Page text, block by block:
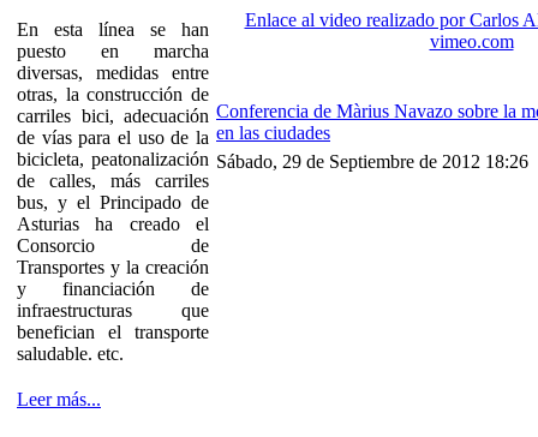
En esta línea se han
puesto en marcha
diversas, medidas entre
otras, la construcción de
carriles bici, adecuación
de vías para el uso de la
bicicleta, peatonalización
de calles, más carriles
bus, y el Principado de
Asturias ha creado el
Consorcio de
Transportes y la creación
y financiación de
infraestructuras que
benefician el transporte
saludable. etc.
Leer más...
Enlace al video realizado por Carlos
vimeo.com
Conferencia de Màrius Navazo sobre la
en las ciudades
Sábado, 29 de Septiembre de 2012 18:26